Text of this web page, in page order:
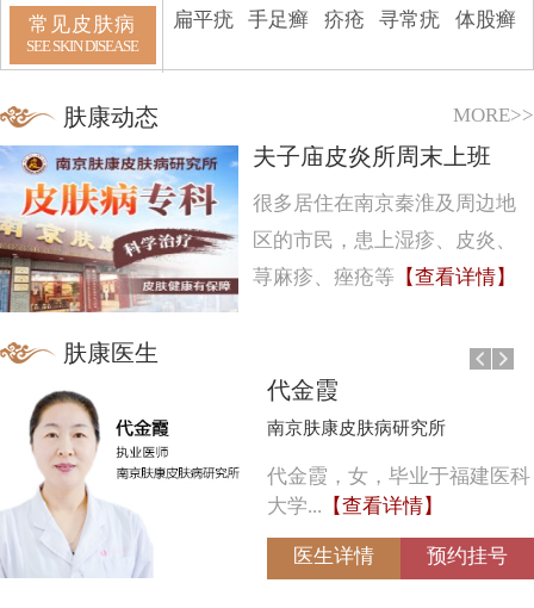
常见皮肤病
SEE SKIN DISEASE
扁平疣 手足癣 疥疮 寻常疣 体股癣
肤康动态 MORE>>
夫子庙皮炎所周末上班
很多居住在南京秦淮及周边地
区的市民，患上湿疹、皮炎、
荨麻疹、痤疮等 【查看详情】
代金霞
南京肤康皮肤病研究所
代金霞，女，毕业于福建医科
大学... 【查看详情】
医生详情 预约挂号
肤康医生